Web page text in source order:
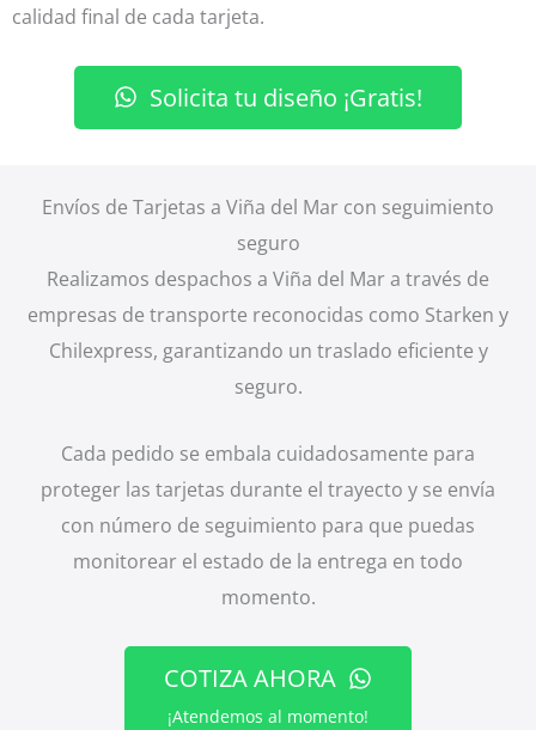
calidad final de cada tarjeta.
Solicita tu diseño ¡Gratis!
Envíos de Tarjetas a Viña del Mar con seguimiento
seguro
Realizamos despachos a Viña del Mar a través de
empresas de transporte reconocidas como Starken y
Chilexpress, garantizando un traslado eficiente y
seguro.
Cada pedido se embala cuidadosamente para
proteger las tarjetas durante el trayecto y se envía
con número de seguimiento para que puedas
monitorear el estado de la entrega en todo
momento.
COTIZA AHORA
¡Atendemos al momento!